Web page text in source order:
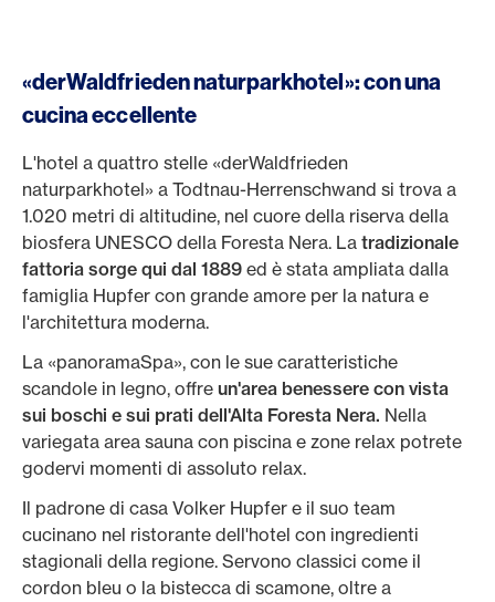
«derWaldfrieden naturparkhotel»: con una
cucina eccellente
L'hotel a quattro stelle «derWaldfrieden
naturparkhotel» a Todtnau-Herrenschwand si trova a
1.020 metri di altitudine, nel cuore della riserva della
biosfera UNESCO della Foresta Nera. La tradizionale
fattoria sorge qui dal 1889 ed è stata ampliata dalla
famiglia Hupfer con grande amore per la natura e
l'architettura moderna.
La «panoramaSpa», con le sue caratteristiche
scandole in legno, offre un'area benessere con vista
sui boschi e sui prati dell'Alta Foresta Nera. Nella
variegata area sauna con piscina e zone relax potrete
godervi momenti di assoluto relax.
Il padrone di casa Volker Hupfer e il suo team
cucinano nel ristorante dell'hotel con ingredienti
stagionali della regione. Servono classici come il
cordon bleu o la bistecca di scamone, oltre a